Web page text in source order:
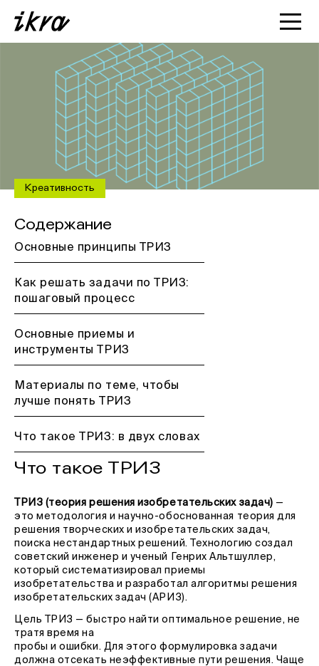
Познакомиться с ИКРОЙ
Статьи
Кейсы
О нас
Креативность
Содержание
Основные принципы ТРИЗ
Как решать задачи по ТРИЗ:
пошаговый процесс
Основные приемы и
инструменты ТРИЗ
Материалы по теме, чтобы
лучше понять ТРИЗ
Что такое ТРИЗ: в двух словах
Что такое ТРИЗ
ТРИЗ (теория решения изобретательских задач) —
это методология и научно-обоснованная теория для
решения творческих и изобретательских задач,
поиска нестандартных решений. Технологию создал
советский инженер и ученый Генрих Альтшуллер,
который систематизировал приемы
изобретательства и разработал алгоритмы решения
изобретательских задач (АРИЗ).
Цель ТРИЗ — быстро найти оптимальное решение, не
тратя время на
пробы и ошибки. Для этого формулировка задачи
должна отсекать неэффективные пути решения. Чаще